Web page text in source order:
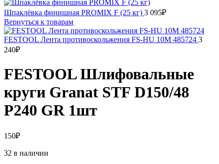
Шпаклёвка финишная PROMIX F (25 кг) 3 095₽
Вернуться к товарам
FESTOOL Лента противоскольжения FS-HU 10M 485724 3
240₽
FESTOOL Шлифовальные
круги Granat STF D150/48
P240 GR 1шт
150₽
32 в наличии